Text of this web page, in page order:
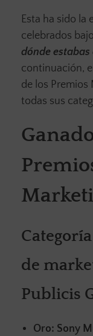
Esta ha sido la
celebrados
dónde
continuación,
de los Premios
todas sus
de
Publicis
Oro: Sony